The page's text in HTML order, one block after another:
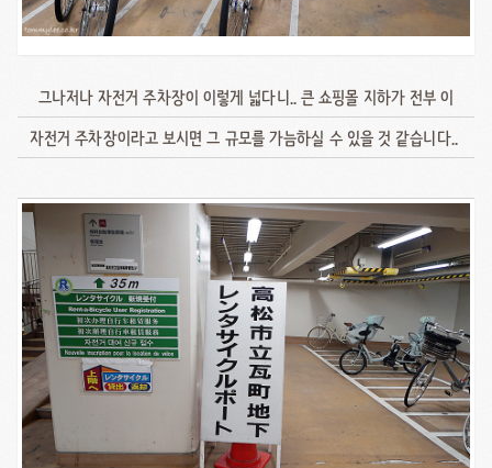
그나저나 자전거 주차장이 이렇게 넓다니.. 큰 쇼핑몰 지하가 전부 이
자전거 주차장이라고 보시면 그 규모를 가늠하실 수 있을 것 같습니다..